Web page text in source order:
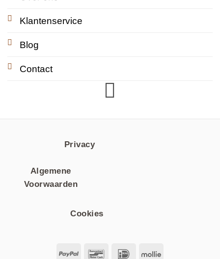
Klantenservice
Blog
Contact
PayPal Bancontact
IDeal Mollie
Privacy
Algemene
Voorwaarden
Cookies